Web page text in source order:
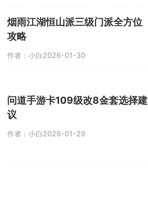
烟雨江湖恒山派三级门派全方位
攻略
作者：小白2026-01-30
问道手游卡109级改8金套选择建
议
作者：小白2026-01-29